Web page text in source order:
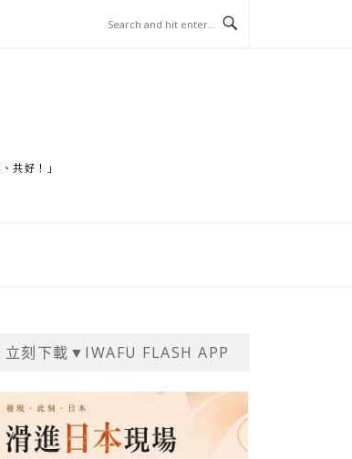
共好！」
立刻下載▼IWAFU FLASH APP